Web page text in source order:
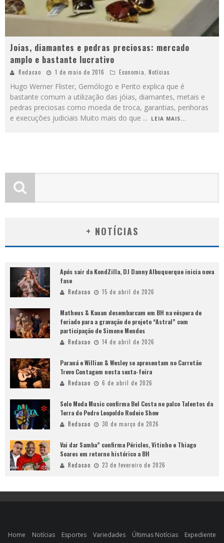
Joias, diamantes e pedras preciosas: mercado
amplo e bastante lucrativo
Redacao 1 de maio de 2016 Economia Notícias
Hugo Werner Flister, Gemólogo e Perito explica que é
bastante comum a utilização das jóias, diamantes, metais e
pedras preciosas como moeda de troca, garantias, penhoras
e execuções judiciais Muito mais do que ... LEIA MAIS...
+ NOTÍCIAS
Após sair da KondZilla, DJ Danny Albuquerque inicia nova
fase
Redacao 15 de abril de 2026
Matheus & Kauan desembarcam em BH na véspera de
feriado para a gravação do projeto “Astral” com
participação de Simone Mendes
Redacao 14 de abril de 2026
Paraná e Willian & Wesley se apresentam no Carretão
Trevo Contagem nesta sexta-feira
Redacao 6 de abril de 2026
Selo Moda Music confirma Bel Costa no palco Talentos da
Terra do Pedro Leopoldo Rodeio Show
Redacao 30 de março de 2026
Vai dar Samba” confirma Péricles, Vitinho e Thiago
Soares em retorno histórico a BH
Redacao 23 de fevereiro de 2026
Home Notícias Esportes Variedades Últimas Notícias Expediente